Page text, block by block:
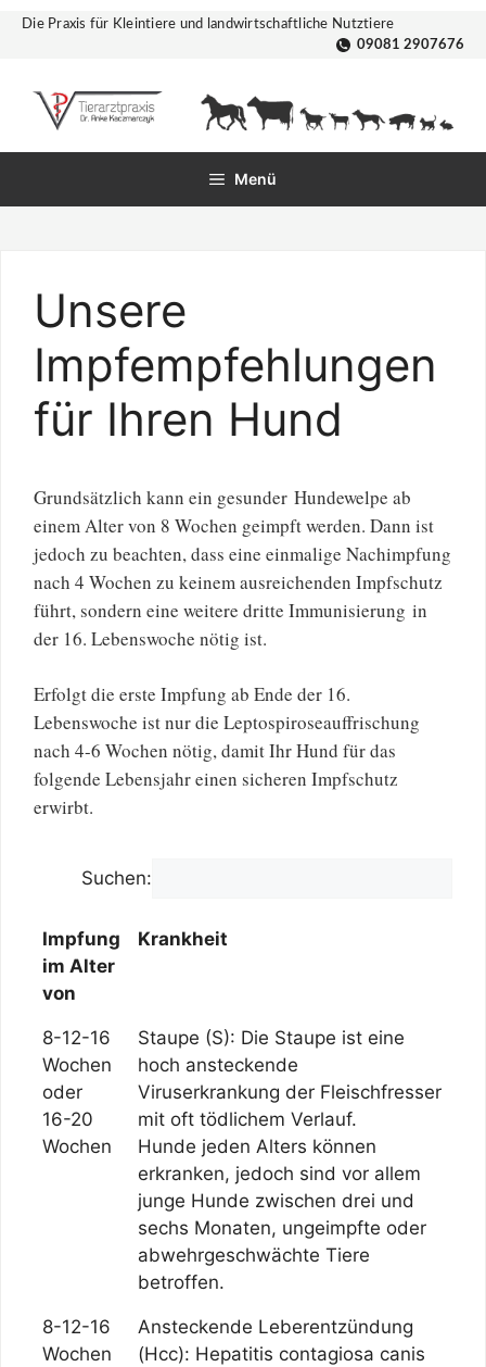
Zum
Die Praxis für Kleintiere und landwirtschaftliche Nutztiere
09081 2907676
Menü
Unsere
Impfempfehlungen
für Ihren Hund
Grundsätzlich kann ein gesunder Hundewelpe ab
einem Alter von 8 Wochen geimpft werden. Dann ist
jedoch zu beachten, dass eine einmalige Nachimpfung
nach 4 Wochen zu keinem ausreichenden Impfschutz
führt, sondern eine weitere dritte Immunisierung in
der 16. Lebenswoche nötig ist.
Erfolgt die erste Impfung ab Ende der 16.
Lebenswoche ist nur die Leptospiroseauffrischung
nach 4-6 Wochen nötig, damit Ihr Hund für das
folgende Lebensjahr einen sicheren Impfschutz
erwirbt.
Suchen:
Impfung
im Alter
von
Krankheit
8-12-16
Wochen
oder
16-20
Wochen
Staupe (S): Die Staupe ist eine
hoch ansteckende
Viruserkrankung der Fleischfresser
mit oft tödlichem Verlauf.
Hunde jeden Alters können
erkranken, jedoch sind vor allem
junge Hunde zwischen drei und
sechs Monaten, ungeimpfte oder
abwehrgeschwächte Tiere
betroffen.
8-12-16
Wochen
Ansteckende Leberentzündung
(Hcc): Hepatitis contagiosa canis